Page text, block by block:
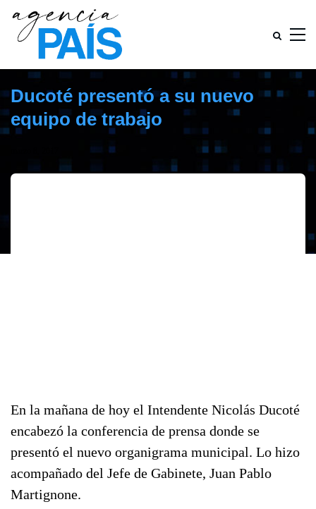
Ducoté presentó a su nuevo
equipo de trabajo
En la mañana de hoy el Intendente Nicolás Ducoté
encabezó la conferencia de prensa donde se
presentó el nuevo organigrama municipal. Lo hizo
acompañado del Jefe de Gabinete, Juan Pablo
Martignone.